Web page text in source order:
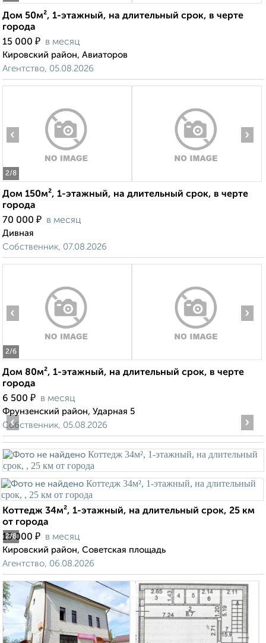
Дом 50м², 1-этажный, на длительный срок, в черте
города
15 000 ₽ в месяц
Кировский район, Авиаторов
Агентство, 05.08.2026
2/8
‹ ›
Дом 150м², 1-этажный, на длительный срок, в черте
города
70 000 ₽ в месяц
Дивная
Собственник, 07.08.2026
2/6
‹ ›
Дом 80м², 1-этажный, на длительный срок, в черте
города
6 500 ₽ в месяц
Фрунзенский район, Ударная 5
Собственник, 05.08.2026
2/8
‹ ›
Коттедж 34м², 1-этажный, на длительный срок, 25 км
от города
15 000 ₽ в месяц
Кировский район, Советская площадь
Агентство, 06.08.2026